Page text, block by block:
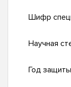
Шифр
Научная
Год